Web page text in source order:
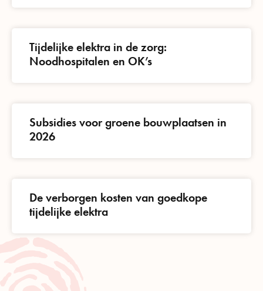
Tijdelijke elektra in de zorg:
Noodhospitalen en OK’s
Subsidies voor groene bouwplaatsen in
2026
De verborgen kosten van goedkope
tijdelijke elektra